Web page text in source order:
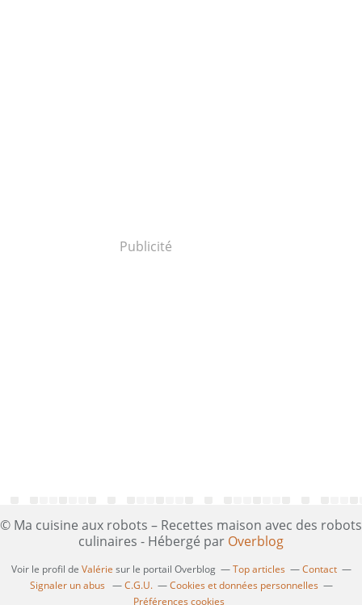
Publicité
© Ma cuisine aux robots – Recettes maison avec des robots
culinaires - Hébergé par Overblog
Voir le profil de Valérie sur le portail Overblog Top articles
Contact
Signaler un abus
C.G.U.
Cookies et données personnelles
Préférences cookies